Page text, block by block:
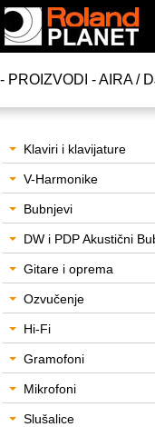
- PROIZVODI - AIRA /
Klaviri i klavijature
V-Harmonike
Bubnjevi
DW i PDP Akustični
Gitare i oprema
Ozvučenje
Hi-Fi
Gramofoni
Mikrofoni
Slušalice